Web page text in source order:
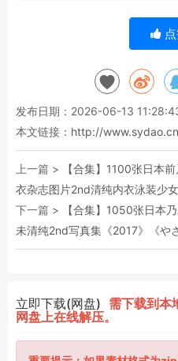
点
发布日期：2026-06-13
本文链接： http://
上一篇 >
【合集】1100张日本
衣杂志图片2nd清纯内衣泳装少
下一篇 >
【合集】1050张日本
未清纯2nd写真集《2017》《や
立即下载(网盘) 需下载到本
网盘上在线解压。